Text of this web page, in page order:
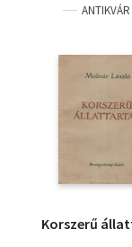
ANTIKVÁR
Korszerű